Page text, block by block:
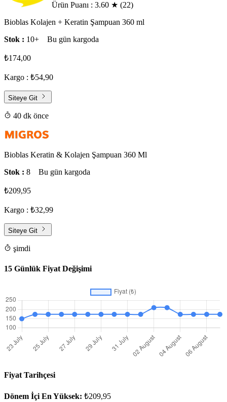
Ürün Puanı : 3.60 ★ (22)
Bioblas Kolajen + Keratin Şampuan 360 ml
Stok : 10+ Bu gün kargoda
₺174,00
Kargo : ₺54,90
Siteye Git
40 dk önce
Bioblas Keratin & Kolajen Şampuan 360 Ml
Stok : 8 Bu gün kargoda
₺209,95
Kargo : ₺32,99
Siteye Git
şimdi
15 Günlük Fiyat Değişimi
Fiyat Tarihçesi
Dönem İçi En Yüksek: ₺209,95